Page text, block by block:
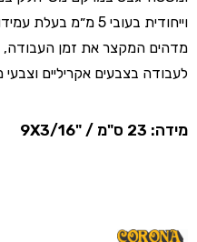
וייחודית בעובי 5
מדהים המקצר את זמן העבודה,
לעבודה בצבעים אקריליים וצבעי
מידה: 23 ס"מ / "9X3/16